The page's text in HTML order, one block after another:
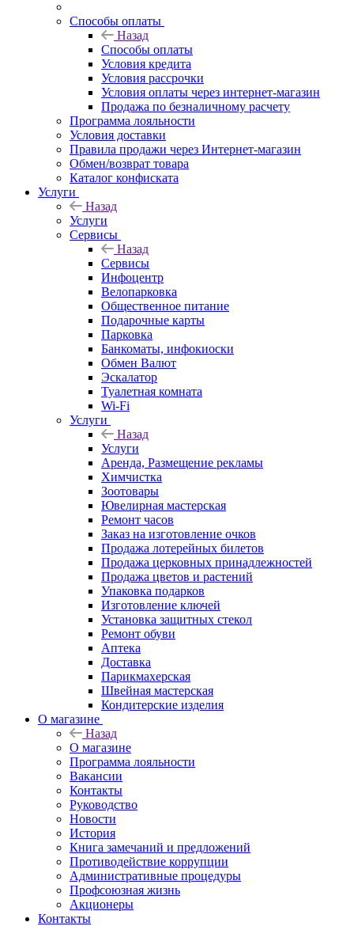
Способы оплаты
Назад
Способы оплаты
Условия кредита
Условия рассрочки
Условия оплаты через интернет-магазин
Продажа по безналичному расчету
Программа лояльности
Условия доставки
Правила продажи через Интернет-магазин
Обмен/возврат товара
Каталог конфиската
Услуги
Назад
Услуги
Сервисы
Назад
Сервисы
Инфоцентр
Велопарковка
Общественное питание
Подарочные карты
Парковка
Банкоматы, инфокиоски
Обмен Валют
Эскалатор
Туалетная комната
Wi-Fi
Услуги
Назад
Услуги
Аренда, Размещение рекламы
Химчистка
Зоотовары
Ювелирная мастерская
Ремонт часов
Заказ на изготовление очков
Продажа лотерейных билетов
Продажа церковных принадлежностей
Продажа цветов и растений
Упаковка подарков
Изготовление ключей
Установка защитных стекол
Ремонт обуви
Аптека
Доставка
Парикмахерская
Швейная мастерская
Кондитерские изделия
О магазине
Назад
О магазине
Программа лояльности
Вакансии
Контакты
Руководство
Новости
История
Книга замечаний и предложений
Противодействие коррупции
Административные процедуры
Профсоюзная жизнь
Акционеры
Контакты